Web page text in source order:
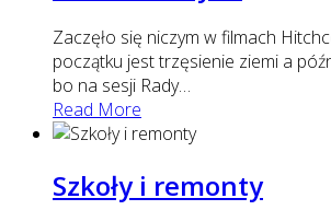
Zaczęło się niczym w filmach
początku jest trzęsienie ziemi a
bo na sesji Rady…
Read More
Szkoły i remonty